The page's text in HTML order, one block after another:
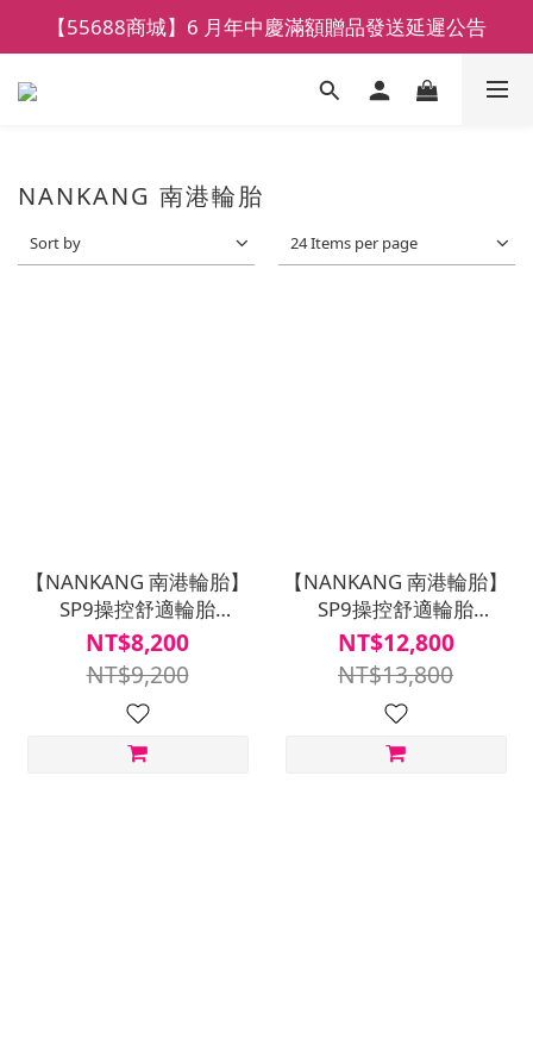
【鑽石熊/金熊新客首購限定】優惠搭車金
【55688商城】6 月年中慶滿額贈品發送延遲公告
【鑽石熊/金熊新客首購限定】優惠搭車金
NANKANG 南港輪胎
Sort by 24 Items per page
【NANKANG 南港輪胎】
SP9操控舒適輪胎
185/65R15四入組(含安裝
定位平衡)
NT$8,200
NT$9,200
【NANKANG 南港輪胎】
SP9操控舒適輪胎
235/55R18四入組(含安裝
定位平衡)
NT$12,800
NT$13,800